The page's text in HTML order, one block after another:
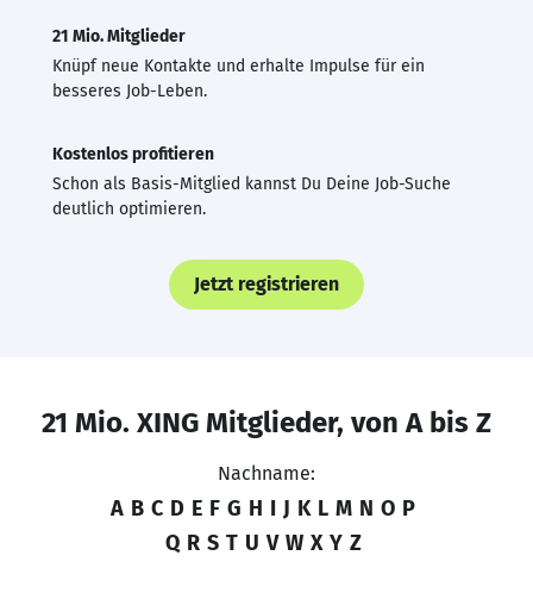
21 Mio. Mitglieder
Knüpf neue Kontakte und erhalte Impulse für ein
besseres Job-Leben.
Kostenlos profitieren
Schon als Basis-Mitglied kannst Du Deine Job-Suche
deutlich optimieren.
Jetzt registrieren
21 Mio. XING Mitglieder, von A bis Z
Nachname:
A B C D E F G H I J K L M N O P
Q R S T U V W X Y Z